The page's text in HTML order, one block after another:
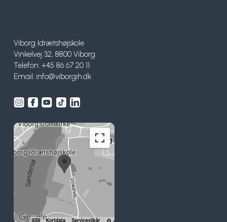
Viborg Idrætshøjskole
Vinkelvej 32, 8800 Viborg
Telefon: +45 86 67 20 11
Email: info@viborgih.dk